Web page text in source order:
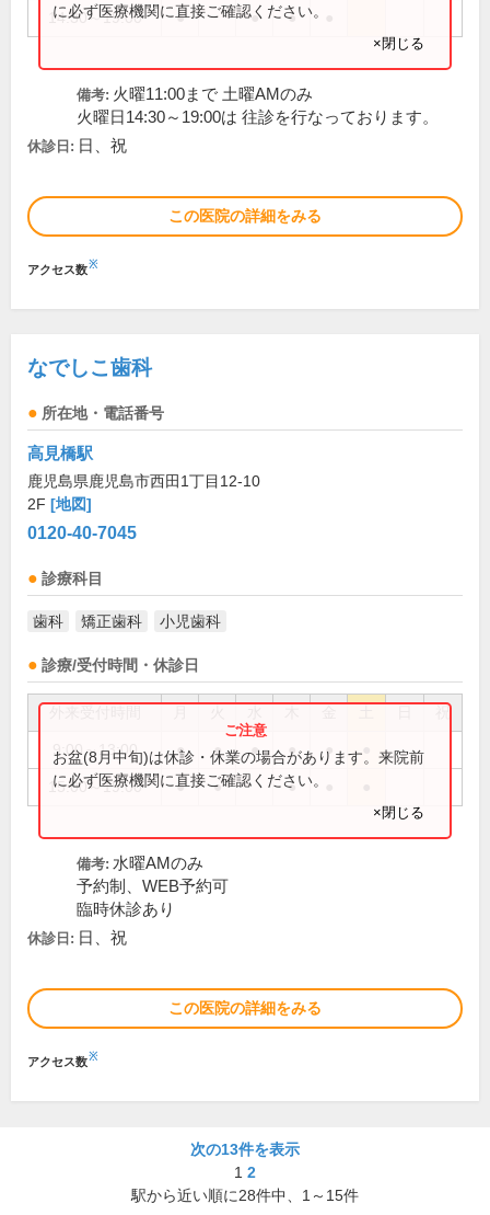
14:30～19:00 ● ● ●
に必ず医療機関に直接ご確認ください。
×閉じる
備考: 火曜11:00まで 土曜AMのみ
火曜日14:30～19:00は 往診を行なっております。
休診日: 日、祝
この医院の詳細をみる
アクセス数※
なでしこ歯科
所在地・電話番号
高見橋駅
鹿児島県鹿児島市西田1丁目12-10
2F [地図]
0120-40-7045
診療科目
歯科 矯正歯科 小児歯科
診療/受付時間・休診日
祝
9:00～13:00 ● ● ● ● ●
15:00～19:00 ● ● ●
お盆(8月中旬)は休診・休業の場合があります。来院前
に必ず医療機関に直接ご確認ください。
×閉じる
備考: 水曜AMのみ
予約制、WEB予約可
臨時休診あり
休診日: 日、祝
この医院の詳細をみる
アクセス数※
次の13件を表示
1 2
駅から近い順に28件中、 1～15件